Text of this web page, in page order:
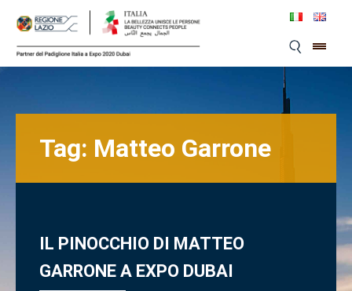
content
Tag: Matteo Garrone
IL PINOCCHIO DI MATTEO
GARRONE A EXPO DUBAI